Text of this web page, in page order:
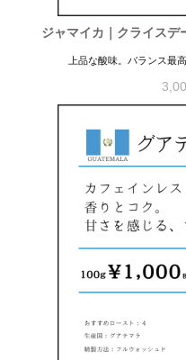
ジャマイカ｜クライス
上品な酸味。バランス最